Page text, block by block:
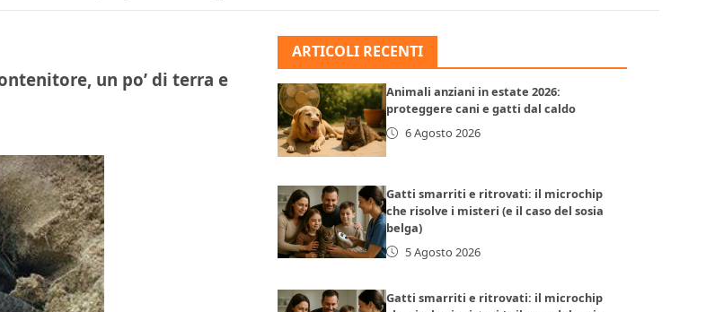
un po’ di terra e
ARTICOLI RECENTI
Animali anziani in estate 2026:
proteggere cani e gatti dal caldo
6 Agosto 2026
Gatti smarriti e ritrovati: il microchip
che risolve i misteri (e il caso del sosia
belga)
5 Agosto 2026
Gatti smarriti e ritrovati: il microchip